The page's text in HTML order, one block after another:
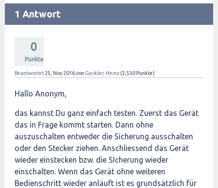
1 Antwort
0
Punkte
Beantwortet 25, Nov 2016von Geckler, Heinz (2,530 Punkte)
Hallo Anonym,
das kannst Du ganz einfach testen. Zuerst das Gerät
das in Frage kommt starten. Dann ohne
auszuschalten entweder die Sicherung ausschalten
oder den Stecker ziehen. Anschliessend das Gerät
wieder einstecken bzw. die SIcherung wieder
einschalten. Wenn das Gerät ohne weiteren
Bedienschritt wieder anläuft ist es grundsätzlich für